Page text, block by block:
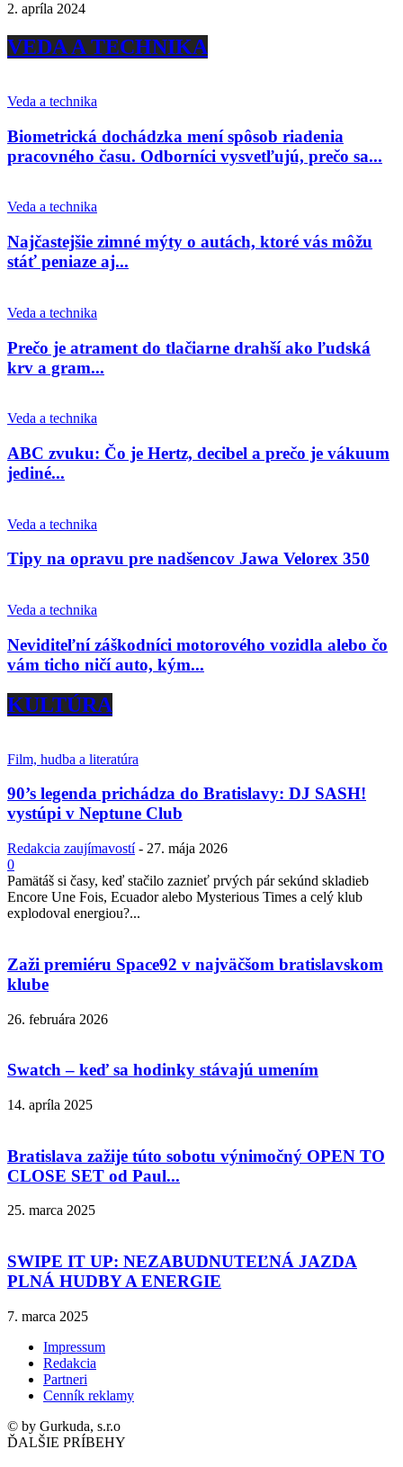
2. apríla 2024
VEDA A TECHNIKA
Veda a technika
Biometrická dochádzka mení spôsob riadenia
pracovného času. Odborníci vysvetľujú, prečo sa...
Veda a technika
Najčastejšie zimné mýty o autách, ktoré vás môžu
stáť peniaze aj...
Veda a technika
Prečo je atrament do tlačiarne drahší ako ľudská
krv a gram...
Veda a technika
ABC zvuku: Čo je Hertz, decibel a prečo je vákuum
jediné...
Veda a technika
Tipy na opravu pre nadšencov Jawa Velorex 350
Veda a technika
Neviditeľní záškodníci motorového vozidla alebo čo
vám ticho ničí auto, kým...
KULTÚRA
Film, hudba a literatúra
90’s legenda prichádza do Bratislavy: DJ SASH!
vystúpi v Neptune Club
Redakcia zaujímavostí - 27. mája 2026
0
Pamätáš si časy, keď stačilo zaznieť prvých pár sekúnd skladieb
Encore Une Fois, Ecuador alebo Mysterious Times a celý klub
explodoval energiou?...
Zaži premiéru Space92 v najväčšom bratislavskom
klube
26. februára 2026
Swatch – keď sa hodinky stávajú umením
14. apríla 2025
Bratislava zažije túto sobotu výnimočný OPEN TO
CLOSE SET od Paul...
25. marca 2025
SWIPE IT UP: NEZABUDNUTEĽNÁ JAZDA
PLNÁ HUDBY A ENERGIE
7. marca 2025
Impressum
Redakcia
Partneri
Cenník reklamy
© by Gurkuda, s.r.o
ĎALŠIE PRÍBEHY